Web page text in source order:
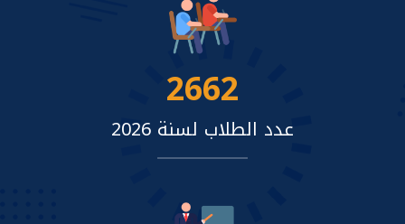
2662
عدد الطلاب لسنة 2026